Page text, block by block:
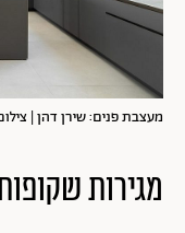
מעצבת פנים: שירן דהן |
מגירות